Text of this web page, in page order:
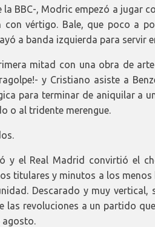
BBC-, Modric empezó a jugar
con vértigo. Bale, que poco a
a banda izquierda para servir
mitad con una obra de arte
y Cristiano asiste a
para terminar de aniquilar a
o al tridente merengue.
y el Real Madrid convirtió el
titulares y minutos a los menos
Descarado y muy
las revoluciones a un partido
agosto.